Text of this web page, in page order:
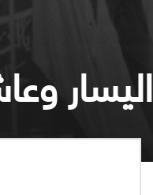
اليسار